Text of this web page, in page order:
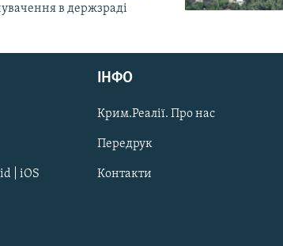
в держзраді
| iOS
ІНФО
Крим.Реалії. Про нас
Передрук
Контакти